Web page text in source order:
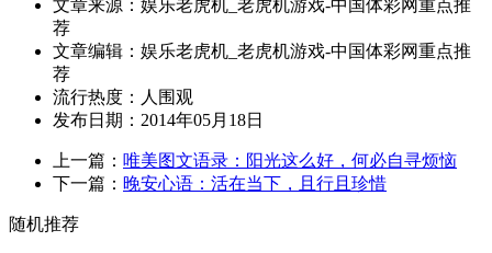
文章来源：娱乐老虎机_老虎机游戏-中国体彩网重点推
荐
文章编辑：娱乐老虎机_老虎机游戏-中国体彩网重点推
荐
流行热度： 人围观
发布日期：2014年05月18日
上一篇： 唯美图文语录：阳光这么好，何必自寻烦恼
下一篇： 晚安心语：活在当下，且行且珍惜
随机推荐